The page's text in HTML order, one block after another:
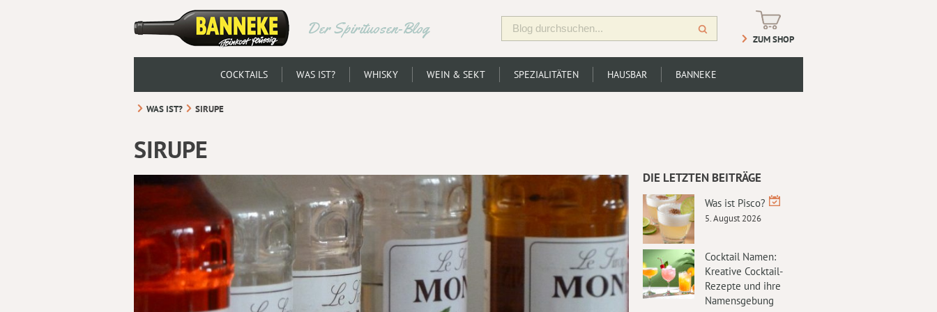
Der Spirituosen-Blog
ZUM SHOP
COCKTAILS WAS IST? WHISKY WEIN & SEKT SPEZIALITÄTEN HAUSBAR BANNEKE
WAS IST? SIRUPE
SIRUPE
DIE LETZTEN BEITRÄGE
Was ist Pisco?
5. August 2026
Cocktail Namen:
Kreative Cocktail-
Rezepte und ihre
Namensgebung